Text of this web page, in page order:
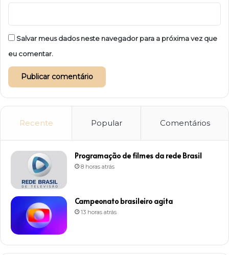
Salvar meus dados neste navegador para a próxima vez que
eu comentar.
Recente Popular Comentários
Programação de filmes da rede Brasil
8 horas atrás
Campeonato brasileiro agita
13 horas atrás